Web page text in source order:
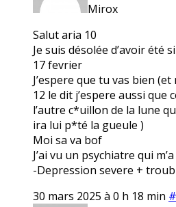
Mirox
Salut aria 10
Je suis désolée d’avoir été
17 fevrier
J’espere que tu vas bien
12 le dit j’espere aussi que
l’autre c*uillon de la lune
ira lui p*té la gueule )
Moi sa va bof
J’ai vu un psychiatre qui
-Depression severe +
30 mars 2025 à 0 h 18 min